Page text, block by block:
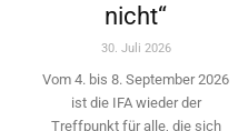
nicht“
30. Juli 2026
Vom 4. bis 8. September 2026
ist die IFA wieder der
Treffpunkt für alle, die sich